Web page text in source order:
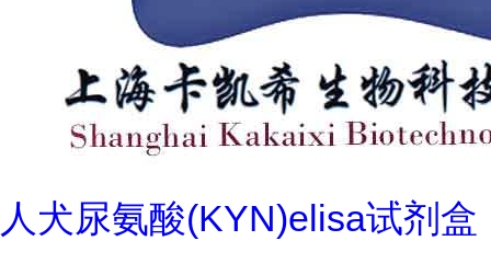
人犬尿氨酸(KYN)elisa试剂盒